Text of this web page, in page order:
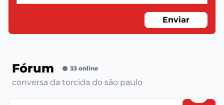
Enviar
Fórum 33 online
conversa da torcida do são paulo